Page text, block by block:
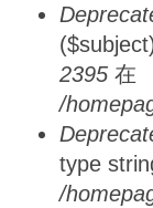
2395 在
/
type
/